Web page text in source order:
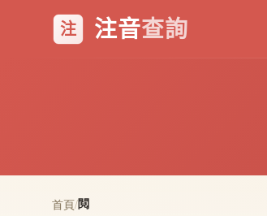
注 注音查詢
首頁/䦧